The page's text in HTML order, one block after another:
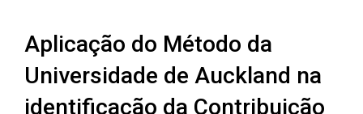
Aplicação do Método da
Universidade de Auckland na
identificação da Contribuição